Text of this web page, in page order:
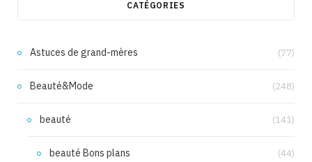
CATÉGORIES
Astuces de grand-mères (77)
Beauté&Mode (248)
beauté (141)
beauté Bons plans (44)